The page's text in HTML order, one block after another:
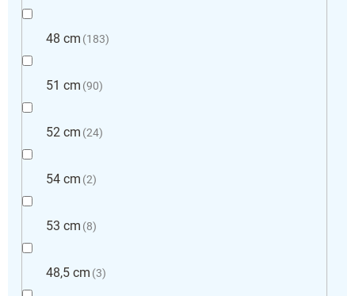
48 cm 183
51 cm 90
52 cm 24
54 cm 2
53 cm 8
48,5 cm 3